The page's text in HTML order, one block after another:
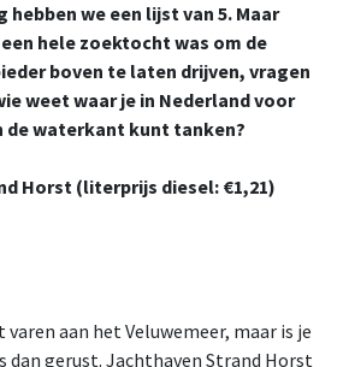
we een lijst van 5. Maar
hele zoektocht was om de
boven te laten drijven, vragen
weet waar je in Nederland voor
de waterkant kunt tanken?
Horst (literprijs diesel: €1,21)
varen aan het Veluwemeer, maar is je
dan gerust. Jachthaven Strand Horst